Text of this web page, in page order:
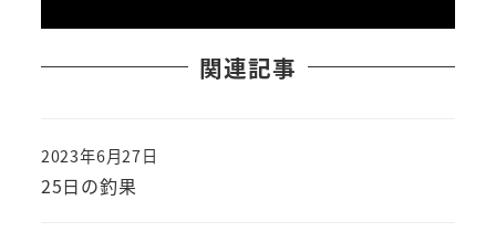
関連記事
25日の釣果
投稿日
2023年6月27日